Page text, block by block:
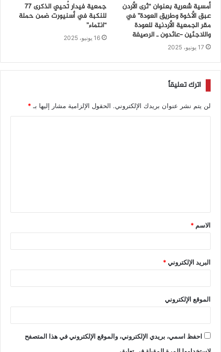
أمسية شعرية بعنوان “ثرى الأردن
عبق الأخوة وطريق العودة” في
مقر الجمعية الأردنية للعودة
واللاجئين -عائدون ـ الرصيفة
17 يونيو، 2025
جمعية فيدار تُحيي الذكرى 77
للنكبة في أسنيورت ضمن حملة
“انتماء”
16 يونيو، 2025
اترك تعليقاً
لن يتم نشر عنوان بريدك الإلكتروني. الحقول الإلزامية مشار إليها بـ *
الاسم *
البريد الإلكتروني*
الموقع الإلكتروني
احفظ اسمي، بريدي الإلكتروني، والموقع الإلكتروني في هذا المتصفح